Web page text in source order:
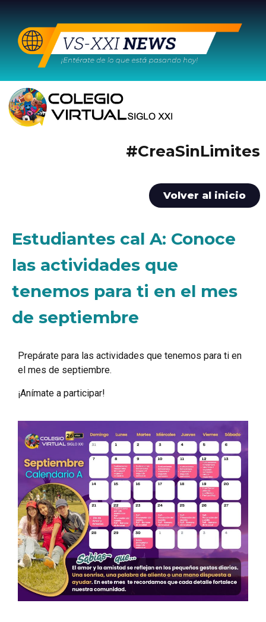
#CreaSinLimites
Volver al inicio
Estudiantes cal A: Conoce
las actividades que
tenemos para ti en el mes
de septiembre
Prepárate para las actividades que tenemos para ti en
el mes de septiembre.
¡Anímate a participar!